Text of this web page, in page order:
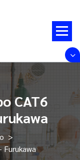
CAT6
>
Furukawa